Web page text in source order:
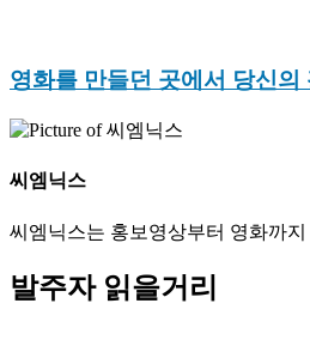
영화를 만들던 곳에서 당신
씨엠닉스
씨엠닉스는 홍보영상부터 영화까
발주자 읽을거리